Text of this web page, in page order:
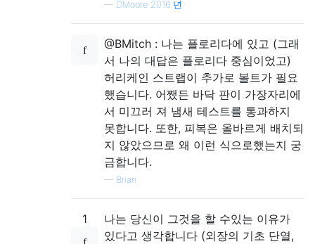
— DMoore 2016 년
@BMitch : 나는 플로리다에 있고 (그래
서 나의 대답은 플로리다 중심이었고)
허리케인 스트랩이 추가로 볼트가 필요
했습니다. 어쨌든 바닥 판이 가장자리에
서 미끄러 져 냄새 테스트를 통과하지
못합니다. 또한, 피복은 올바르게 배치되
지 않았으므로 왜 이런 식으로했는지 궁
금합니다.
— Brian
1
나는 당신이 그것을 할 수있는 이유가
있다고 생각합니다 (외장의 기초 단열,